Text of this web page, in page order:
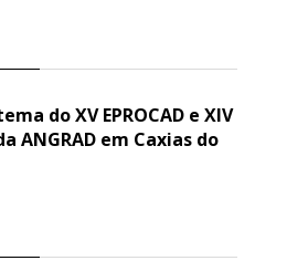
do XV EPROCAD e XIV
ANGRAD em Caxias do